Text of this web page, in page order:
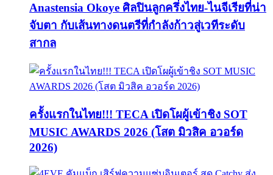
Anastensia Okoye ศิลปินลูกครึ่งไทย-ไนจีเรียที่น่า
จับตา กับเส้นทางดนตรีที่กำลังก้าวสู่เวทีระดับ
สากล
ครั้งแรกในไทย!!! TECA เปิดโผผู้เข้าชิง SOT
MUSIC AWARDS 2026 (โสต มิวสิค อวอร์ด
2026)